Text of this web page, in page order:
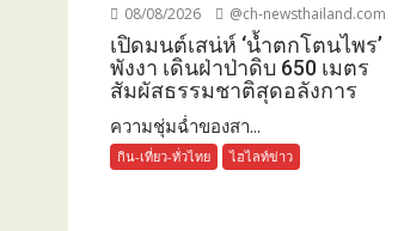
08/08/2026 @ch-newsthailand.com
เปิดมนต์เสน่ห์ ‘น้ำตกโตนไพร’
พังงา เดินฝ่าป่าดิบ 650 เมตร
สัมผัสธรรมชาติสุดอลังการ
ความชุ่มฉ่ำของสา...
กิน-เที่ยว-ทั่วไทย ไฮไลท์ข่าว